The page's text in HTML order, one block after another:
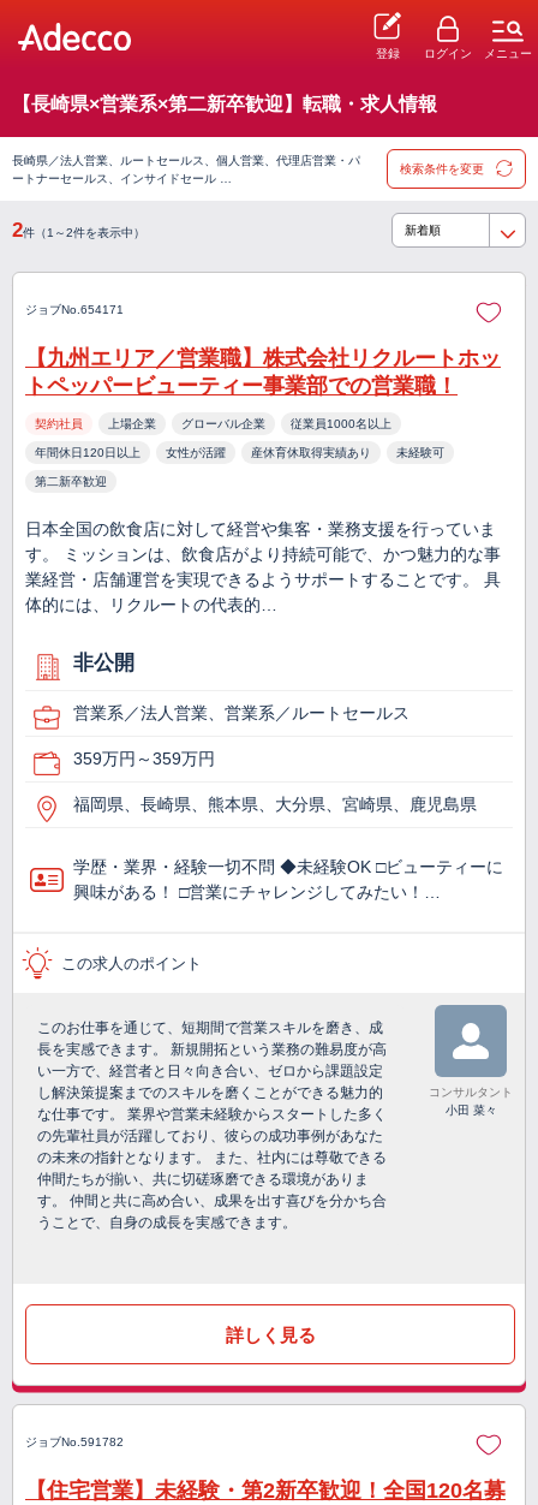
登録 ログイン メニュー
【長崎県×営業系×第二新卒歓迎】転職・求人情報
長崎県／法人営業、ルートセールス、個人営業、代理店営業・パ
ートナーセールス、インサイドセール …
検索条件を変更
2件（1～2件を表示中）
ジョブNo.654171
【九州エリア／営業職】株式会社リクルートホッ
トペッパービューティー事業部での営業職！
契約社員 上場企業 グローバル企業 従業員1000名以上
年間休日120日以上 女性が活躍 産休育休取得実績あり 未経験可
第二新卒歓迎
日本全国の飲食店に対して経営や集客・業務支援を行っていま
す。 ミッションは、飲食店がより持続可能で、かつ魅力的な事
業経営・店舗運営を実現できるようサポートすることです。 具
体的には、リクルートの代表的…
非公開
営業系／法人営業、営業系／ルートセールス
359万円～359万円
福岡県、長崎県、熊本県、大分県、宮崎県、鹿児島県
学歴・業界・経験一切不問 ◆未経験OK □ビューティーに
興味がある！ □営業にチャレンジしてみたい！…
この求人のポイント
このお仕事を通じて、短期間で営業スキルを磨き、成
長を実感できます。 新規開拓という業務の難易度が高
い一方で、経営者と日々向き合い、ゼロから課題設定
し解決策提案までのスキルを磨くことができる魅力的
な仕事です。 業界や営業未経験からスタートした多く
の先輩社員が活躍しており、彼らの成功事例があなた
の未来の指針となります。 また、社内には尊敬できる
仲間たちが揃い、共に切磋琢磨できる環境がありま
す。 仲間と共に高め合い、成果を出す喜びを分かち合
うことで、自身の成長を実感できます。
コンサルタント
小田 菜々
詳しく見る
ジョブNo.591782
【住宅営業】未経験・第2新卒歓迎！全国120名募